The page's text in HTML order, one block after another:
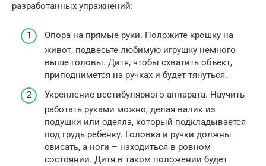
разработанных упражнений:
Опора на прямые руки. Положите крошку на
живот, подвесьте любимую игрушку немного
выше головы. Дитя, чтобы схватить объект,
приподнимется на ручках и будет тянуться.
Укрепление вестибулярного аппарата. Научить
работать руками можно, делая валик из
подушки или одеяла, который подкладывается
под грудь ребенку. Головка и ручки должны
свисать, а ноги – находиться в ровном
состоянии. Дитя в таком положении будет